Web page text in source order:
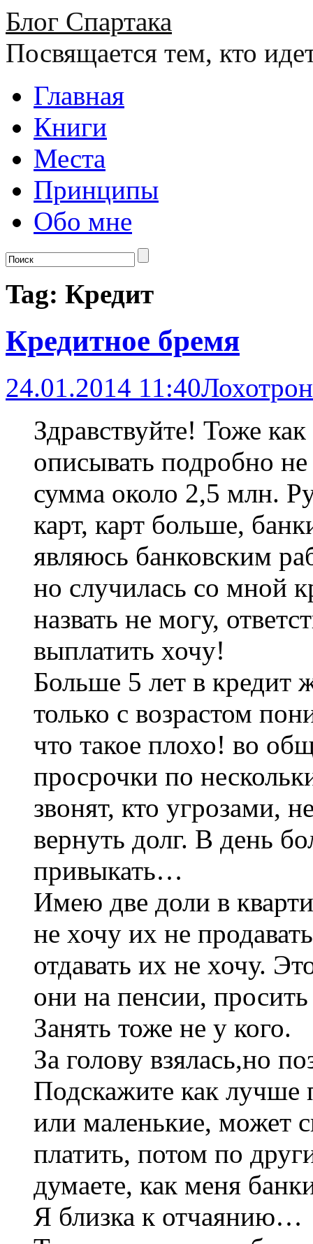
Блог Спартака
Посвящается тем, кто
Главная
Книги
Места
Принципы
Обо мне
Tag: Кредит
Кредитное бремя
24.01.2014 11:40Лохотрон
Здравствуйте! Тоже
описывать подробно
сумма около 2,5 млн.
карт, карт больше,
являюсь банковским
но случилась со мной
назвать не могу,
выплатить хочу!
Больше 5 лет в кредит
только с возрастом
что такое плохо! во
просрочки по
звонят, кто угрозами,
вернуть долг. В день
привыкать…
Имею две доли в
не хочу их не
отдавать их не хочу.
они на пенсии,
Занять тоже не у кого.
За голову взялась,но
Подскажите как
или маленькие, может
платить, потом по
думаете, как меня
Я близка к отчаянию…